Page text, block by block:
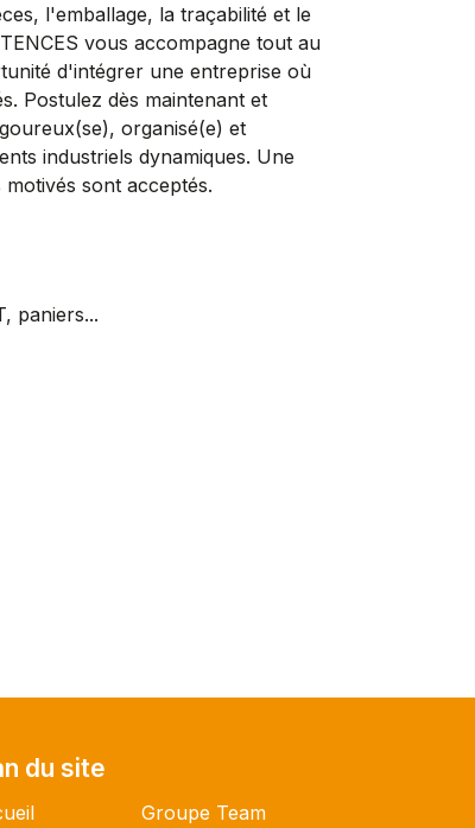
l'emballage, la traçabilité et le
vous accompagne tout au
d'intégrer une entreprise où
Postulez dès maintenant et
organisé(e) et
industriels dynamiques. Une
sont acceptés.
paniers...
du site
Groupe Team